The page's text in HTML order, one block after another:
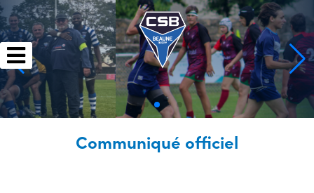
Skip
to
content
Communiqué officiel